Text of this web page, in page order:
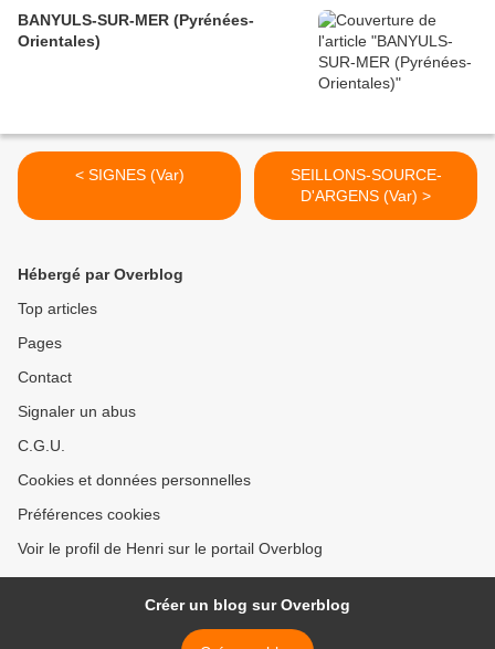
BANYULS-SUR-MER (Pyrénées-
Orientales)
< SIGNES (Var)
SEILLONS-SOURCE-
D'ARGENS (Var) >
Hébergé par Overblog
Top articles
Pages
Contact
Signaler un abus
C.G.U.
Cookies et données personnelles
Préférences cookies
Voir le profil de Henri sur le portail Overblog
Créer un blog sur Overblog